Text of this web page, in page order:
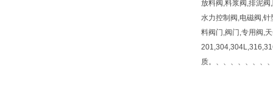
放料阀,料浆阀,排泥
水力控制阀,电磁阀,
料阀门,阀门,专用阀,
质。、、、、、、、